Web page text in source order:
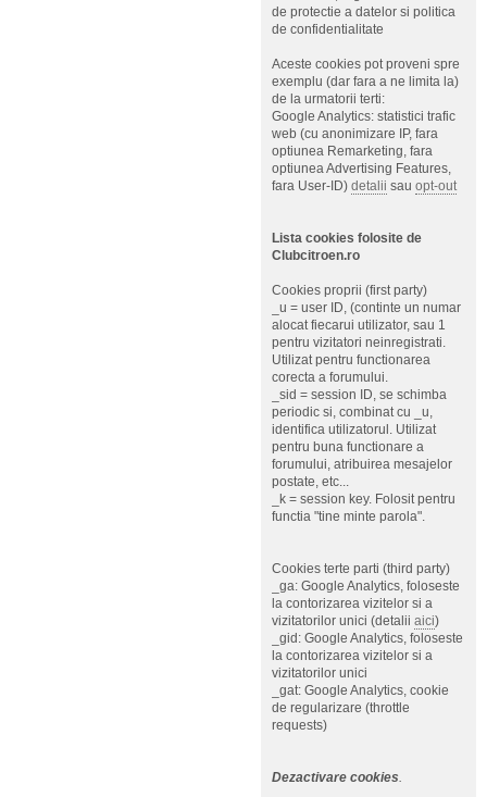
de protectie a datelor si politica
de confidentialitate
Aceste cookies pot proveni spre
exemplu (dar fara a ne limita la)
de la urmatorii terti:
Google Analytics: statistici trafic
web (cu anonimizare IP, fara
optiunea Remarketing, fara
optiunea Advertising Features,
fara User-ID) detalii sau opt-out
Lista cookies folosite de
Clubcitroen.ro
Cookies proprii (first party)
_u = user ID, (continte un numar
alocat fiecarui utilizator, sau 1
pentru vizitatori neinregistrati.
Utilizat pentru functionarea
corecta a forumului.
_sid = session ID, se schimba
periodic si, combinat cu _u,
identifica utilizatorul. Utilizat
pentru buna functionare a
forumului, atribuirea mesajelor
postate, etc...
_k = session key. Folosit pentru
functia "tine minte parola".
Cookies terte parti (third party)
_ga: Google Analytics, foloseste
la contorizarea vizitelor si a
vizitatorilor unici (detalii aici)
_gid: Google Analytics, foloseste
la contorizarea vizitelor si a
vizitatorilor unici
_gat: Google Analytics, cookie
de regularizare (throttle
requests)
Dezactivare cookies.